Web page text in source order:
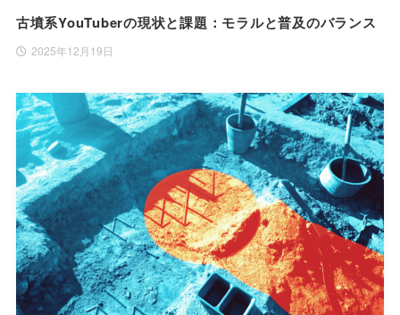
古墳系YouTuberの現状と課題：モラルと普及のバランス
2025年12月19日